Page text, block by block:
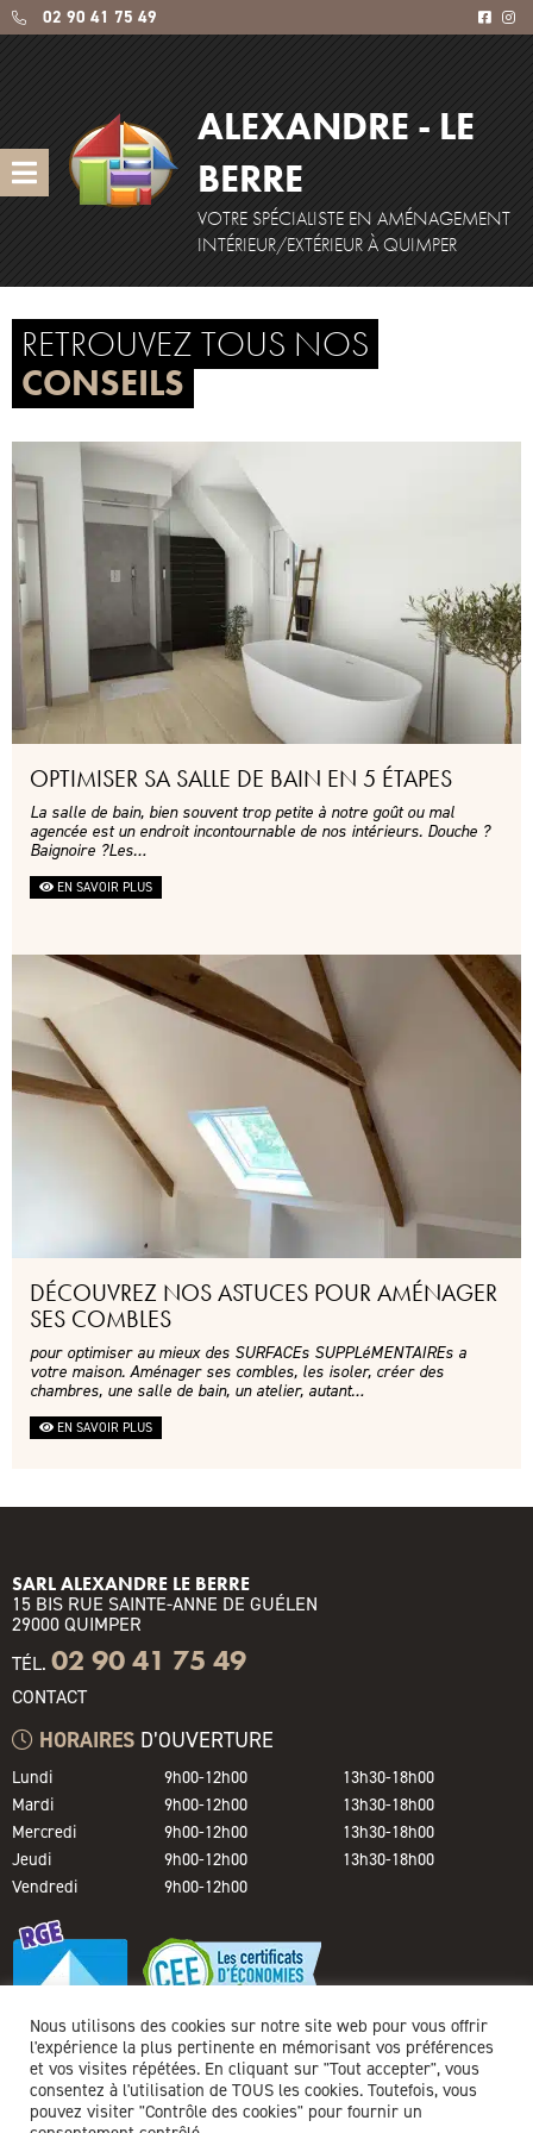
02 90 41 75 49
ALEXANDRE - LE
BERRE
VOTRE SPÉCIALISTE EN AMÉNAGEMENT
INTÉRIEUR/EXTÉRIEUR À QUIMPER
RETROUVEZ TOUS NOS
CONSEILS
OPTIMISER SA SALLE DE BAIN EN 5 ÉTAPES
La salle de bain, bien souvent trop petite à notre goût ou mal
agencée est un endroit incontournable de nos intérieurs. Douche ?
Baignoire ?Les…
EN SAVOIR PLUS
DÉCOUVREZ NOS ASTUCES POUR AMÉNAGER
SES COMBLES
pour optimiser au mieux des SURFACEs SUPPLéMENTAIREs a
votre maison. Aménager ses combles, les isoler, créer des
chambres, une salle de bain, un atelier, autant…
EN SAVOIR PLUS
SARL ALEXANDRE LE BERRE
15 BIS RUE SAINTE-ANNE DE GUÉLEN
29000 QUIMPER
TÉL. 02 90 41 75 49
CONTACT
HORAIRES D’OUVERTURE
Lundi 9h00-12h00
13h30-18h00
Mardi
9h00-12h00
13h30-18h00
Mercredi
9h00-12h00
13h30-18h00
Jeudi
9h00-12h00
13h30-18h00
Vendredi
9h00-12h00
Nous utilisons des cookies sur notre site web pour vous offrir
l'expérience la plus pertinente en mémorisant vos préférences
et vos visites répétées. En cliquant sur "Tout accepter", vous
consentez à l'utilisation de TOUS les cookies. Toutefois, vous
pouvez visiter "Contrôle des cookies" pour fournir un